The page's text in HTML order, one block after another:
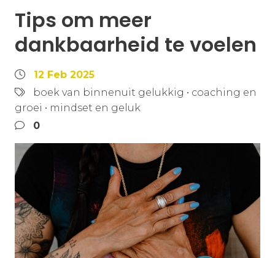
Tips om meer
dankbaarheid te voelen
12 Feb 2025
boek van binnenuit gelukkig • coaching en
groei • mindset en geluk
0